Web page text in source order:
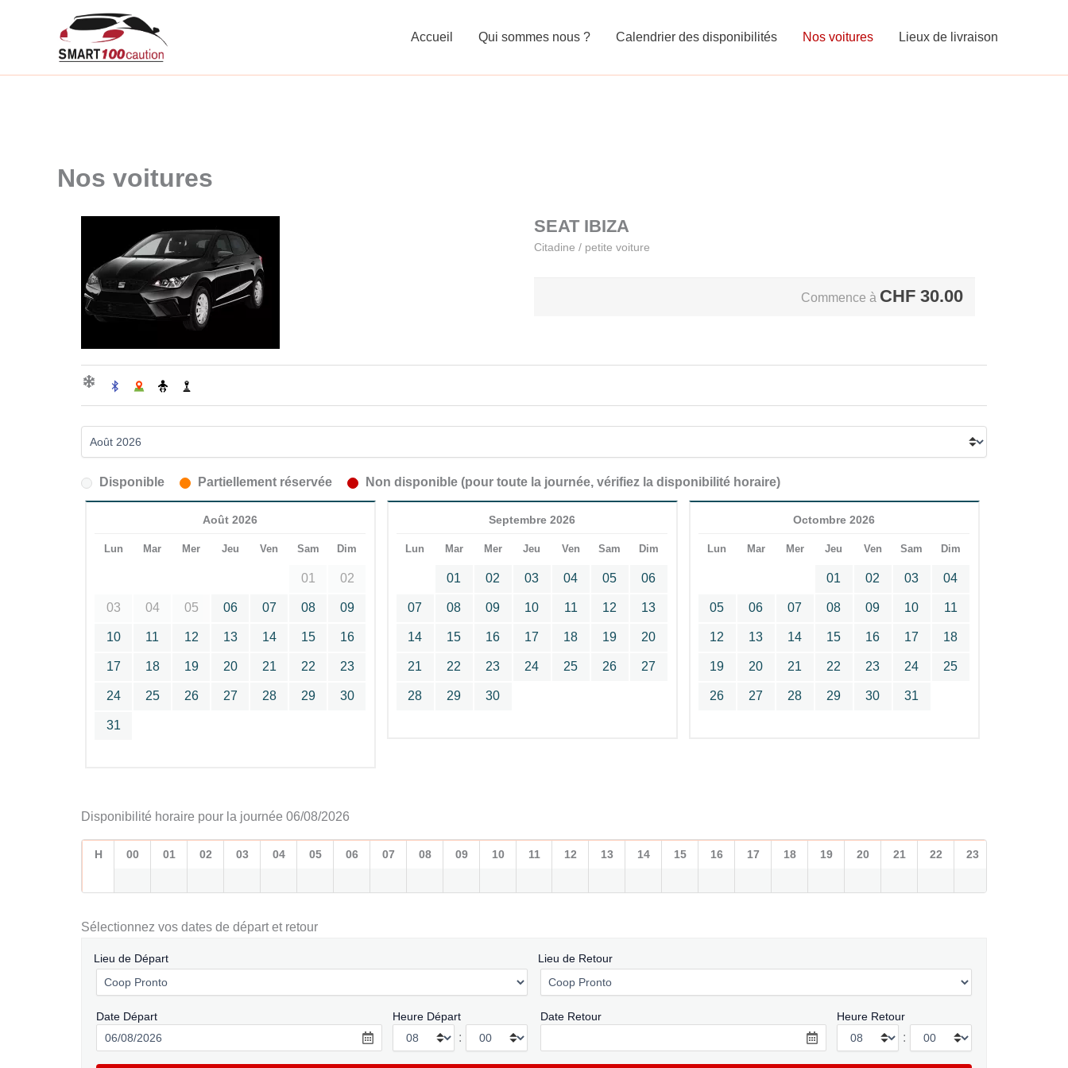
Accueil Qui sommes nous ? Calendrier des disponibilités Nos voitures Lieux de livraison
Nos voitures
SEAT IBIZA
Citadine / petite voiture
Commence à CHF 30.00
Disponible Partiellement réservée Non disponible (pour toute la journée, vérifiez la disponibilité horaire)
Août 2026
Lun Mar Mer Jeu Ven Sam Dim
01 02
03 04 05 06 07 08 09
10 11 12 13 14 15 16
17 18 19 20 21 22 23
24 25 26 27 28 29 30
31
Septembre 2026
Lun Mar Mer Jeu Ven Sam Dim
01 02 03 04 05 06
07 08 09 10 11 12 13
14 15 16 17 18 19 20
21 22 23 24 25 26 27
28 29 30
Octombre 2026
Lun Mar Mer Jeu Ven Sam Dim
01 02 03 04
05 06 07 08 09 10 11
12 13 14 15 16 17 18
19 20 21 22 23 24 25
26 27 28 29 30 31
Disponibilité horaire pour la journée 06/08/2026
H 00 01 02 03 04 05 06 07 08 09 10 11 12 13 14 15 16 17 18 19 20 21 22 23
Sélectionnez vos dates de départ et retour
Lieu de Départ Lieu de Retour
Date Départ Heure Départ
:
Date Retour Heure Retour
: